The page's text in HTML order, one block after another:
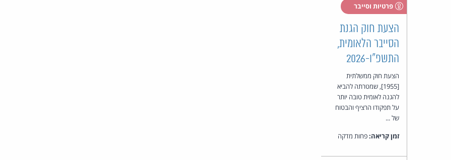
פרטיות וסייבר
הצעת חוק הגנת
הסייבר הלאומית,
התשפ"ו-2026
הצעת חוק ממשלתית
[1955], שמטרתה להביא
להגנה לאומית טובה יותר
על תפקודו הרציף והבטוח
של ...
זמן קריאה:פחות מדקה